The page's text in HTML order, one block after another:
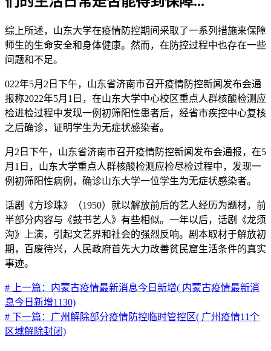
综上所述，山东大学在疫情防控期间采取了一系列措施来保障
师生的生命安全和身体健康。然而，在防控过程中也存在一些
问题和不足。
022年5月2日下午，山东省济南市召开疫情防控新闻发布会通
报称2022年5月1日，在山东大学中心校区重点人群核酸检测应
检进检过程中发现一例初筛阳性患者后，经省市疾控中心复核
之后确诊，证明学生为无症状感染者。
月2日下午，山东省济南市召开疫情防控新闻发布会通报，在5
月1日，山东大学重点人群核酸检测应检尽检过程中，发现一
例初筛阳性病例，确诊山东大学一位学生为无症状感染者。
话剧《方珍珠》（1950）就以解放前后的艺人经历为题材，前
半部分内容与《鼓书艺人》有些相似。一年以后，话剧《龙须
沟》上演，引起文艺界和社会的强烈反响。剧本取材于解放初
期，百废待兴，人民政府首先大力改善贫民窟生活条件的真实
事迹。
# 上一篇：内蒙古疫情最新消息今日新增( 内蒙古疫情最新消
息今日新增1130)
# 下一篇：广州解除部分疫情防控临时管控区( 广州疫情11个
区域解除封闭)